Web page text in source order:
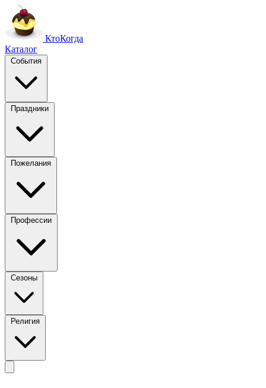
КтоКогда
Каталог
События
Праздники
Пожелания
Профессии
Сезоны
Религия